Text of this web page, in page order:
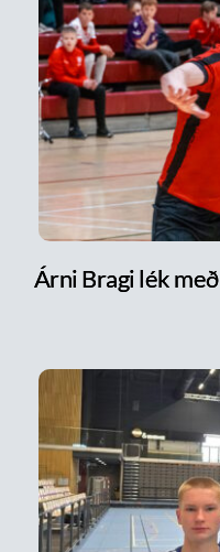
Árni Bragi lék